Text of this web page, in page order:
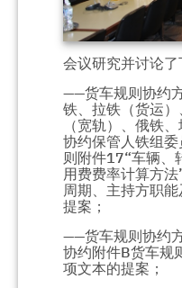
会议研究并讨论了
——货车规则协约
铁、拉铁（货运
（宽轨）、俄铁
协约保管人铁组
则附件17“车辆、
用费费率计算方
周期、主持方职
提案；
——货车规则协约
协约附件B货车规
项文本的提案；